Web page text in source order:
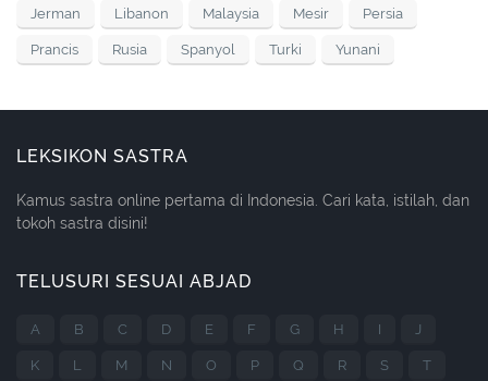
Jerman Libanon Malaysia Mesir Persia
Prancis Rusia Spanyol Turki Yunani
LEKSIKON SASTRA
Kamus sastra online pertama di Indonesia. Cari kata, istilah, dan
tokoh sastra disini!
TELUSURI SESUAI ABJAD
A B C D E F G H I J
K L M N O P Q R S T